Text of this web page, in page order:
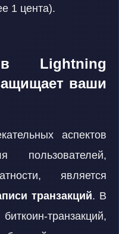
1 цента).
в Lightning
ваши
аспектов
является
транзакций. В
транзакций,